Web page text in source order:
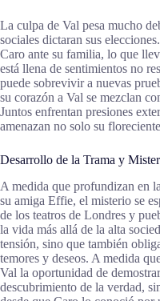
La culpa de Val pesa mucho
sociales dictaran sus
Caro ante su familia, lo que
está llena de sentimientos no
puede sobrevivir a nuevas
su corazón a Val se mezclan
Juntos enfrentan presiones
amenazan no solo su
Desarrollo de la Trama y
A medida que profundizan en
su amiga Effie, el misterio se
de los teatros de Londres y
la vida más allá de la alta
tensión, sino que también
temores y deseos. A medida
Val la oportunidad de
descubrimiento de la verdad,